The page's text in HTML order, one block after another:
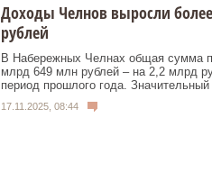
Доходы Челнов выросли
рублей
В Набережных Челнах общая сумма
млрд 649 млн рублей – на 2,2 млрд
период прошлого года. Значительный
17.11.2025, 08:44